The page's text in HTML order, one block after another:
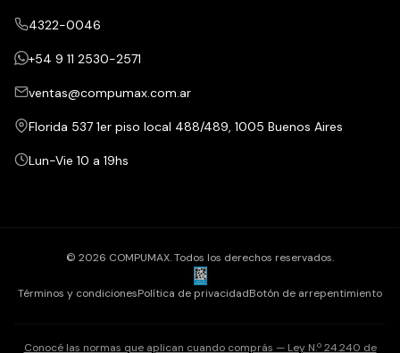
4322-0046
+54 9 11 2530-2571
ventas@compumax.com.ar
Florida 537 1er piso local 488/489, 1005 Buenos Aires
Lun-Vie 10 a 19hs
© 2026 COMPUMAX. Todos los derechos reservados.
Términos y condicionesPolítica de privacidadBotón de arrepentimiento
Conocé las normas que aplican cuando comprás — Ley N.º 24.240 de